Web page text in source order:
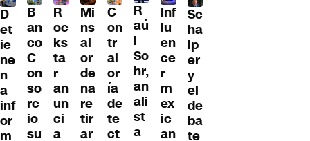
D
et
ie
ne
n
a
inf
or
m
B
an
co
C
on
so
rc
io
su
R
oc
ks
ta
r
an
un
ci
a
Mi
ns
al
or
de
na
re
tir
ar
C
on
tr
al
or
ía
de
te
ct
R
aú
l
So
hr,
an
ali
st
a
Inf
lu
en
ce
r
m
ex
ic
an
Sc
ha
lp
er
y
el
de
ba
te